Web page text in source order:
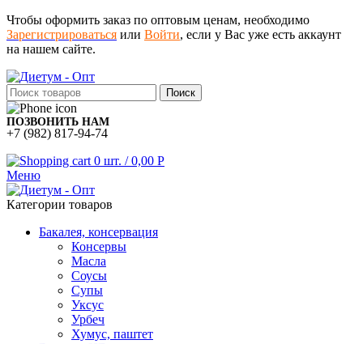
Чтобы оформить заказ по оптовым ценам, необходимо
Зарегистрироваться или Войти, если у Вас уже есть аккаунт
на нашем сайте.
Поиск
ПОЗВОНИТЬ НАМ
+7 (982) 817-94-74
0 шт. / 0,00 Р
Меню
Категории товаров
Бакалея, консервация
Консервы
Масла
Соусы
Супы
Уксус
Урбеч
Хумус, паштет